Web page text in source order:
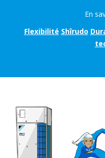
En
Flexibilité Shîrudo